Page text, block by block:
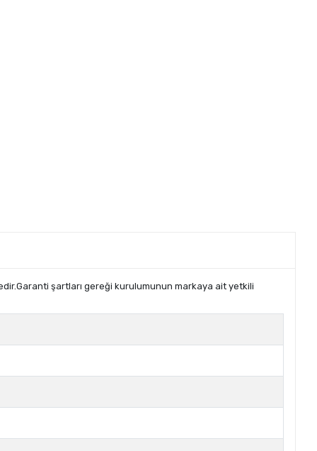
şartları gereği kurulumunun markaya ait yetkili